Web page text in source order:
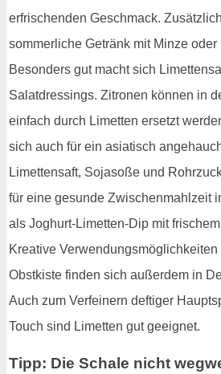
erfrischenden Geschmack.
sommerliche Getränk mit Minze
Besonders gut macht sich
Salatdressings. Zitronen können in
einfach durch Limetten ersetzt
sich auch für ein asiatisch
Limettensaft, Sojasoße und
für eine gesunde Zwischenmahlzeit
als Joghurt-Limetten-Dip mit
Kreative
Obstkiste finden sich außerdem in
Auch zum Verfeinern deftiger
Touch sind Limetten gut geeignet.
Tipp: Die Schale nicht